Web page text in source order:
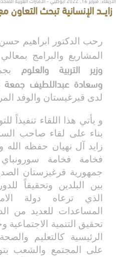
زايـــد الإنسانية تبحث
رحب الدكتور ابراهيم حسن
المشاريع والبرامج بمعالي
وزير التربية والعلوم
وسعادة عبداللطيف جمعة
لدى قيرغيستان والوفد
و يأتي هذا اللقاء تنفيذاً
بناء على لقاء صاحب
زايد آل نهيان حفظه
فخامة فخامة
جمهورية قرغيزستان
بين البلدين وتحقيقاً
الذي ترعاه دولة
المساعدات للعديد من
تحقيق التنمية
الرئيسية كالتعليم
على المجتمع والشعب